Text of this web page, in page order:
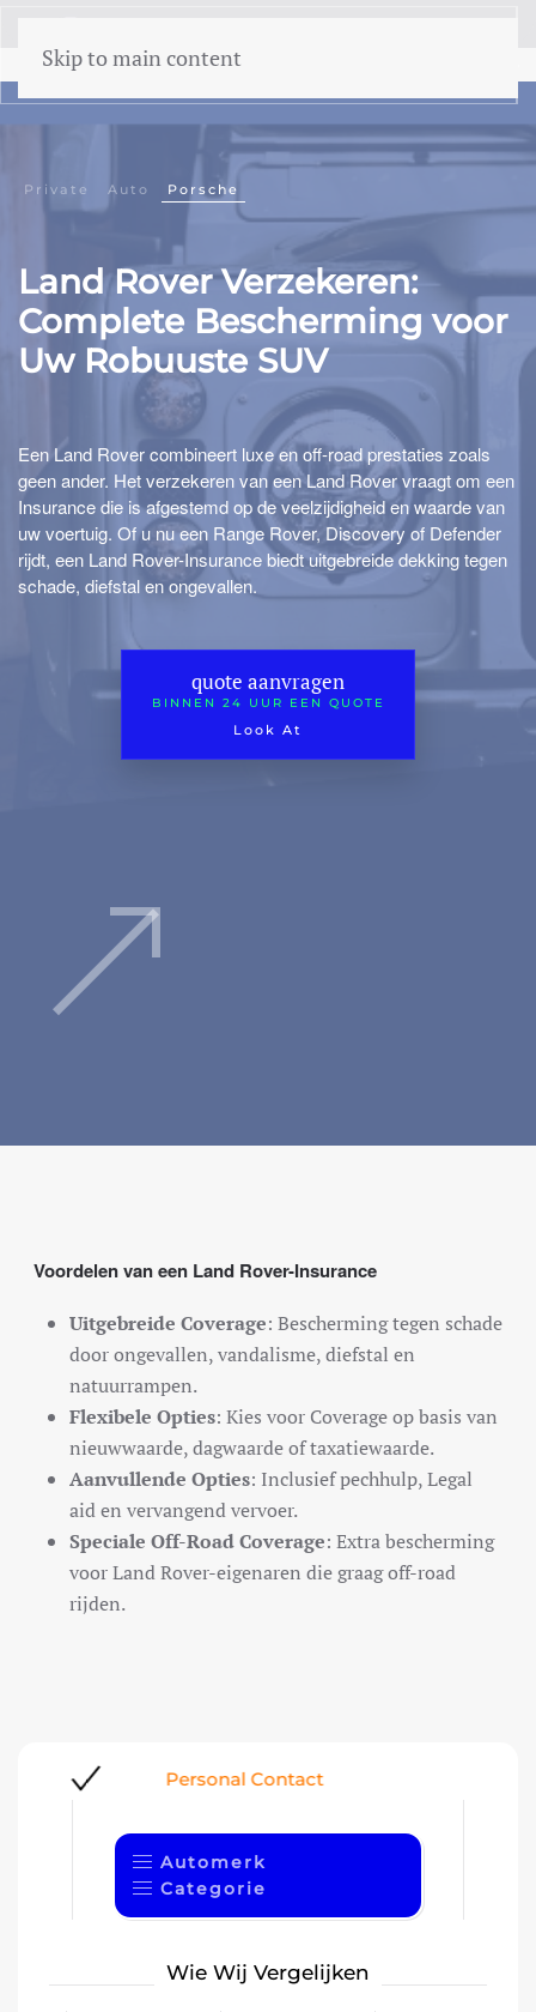
Skip to main contentmenu
Private Auto Porsche
Land Rover Verzekeren:
Complete Bescherming voor
Uw Robuuste SUV
Een Land Rover combineert luxe en off-road prestaties zoals
geen ander. Het verzekeren van een Land Rover vraagt om een
Insurance die is afgestemd op de veelzijdigheid en waarde van
uw voertuig. Of u nu een Range Rover, Discovery of Defender
rijdt, een Land Rover-Insurance biedt uitgebreide dekking tegen
schade, diefstal en ongevallen.
quote aanvragen
BINNEN 24 UUR EEN QUOTE
Look At
Voordelen van een Land Rover-Insurance
Uitgebreide Coverage: Bescherming tegen schade
door ongevallen, vandalisme, diefstal en
natuurrampen.
Flexibele Opties: Kies voor Coverage op basis van
nieuwwaarde, dagwaarde of taxatiewaarde.
Aanvullende Opties: Inclusief pechhulp, Legal
aid en vervangend vervoer.
Speciale Off-Road Coverage: Extra bescherming
voor Land Rover-eigenaren die graag off-road
rijden.
Personal Contact
Automerk
Categorie
Wie Wij Vergelijken